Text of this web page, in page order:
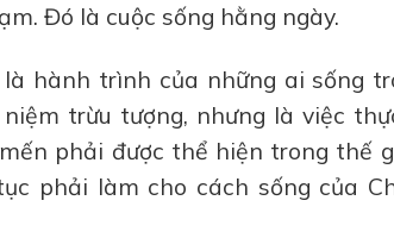
Đó là cuộc sống hằng ngày.
hành trình của những ai sống
trừu tượng, nhưng là việc
phải được thể hiện trong thế
phải làm cho cách sống của